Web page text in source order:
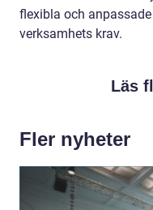
flexibla och
verksamhets krav.
Läs
Fler nyheter